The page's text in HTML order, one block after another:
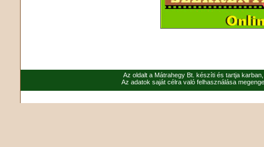
Az oldalt a Mátrahegy Bt. készíti és tartja
Az adatok saját célra való felhasználása